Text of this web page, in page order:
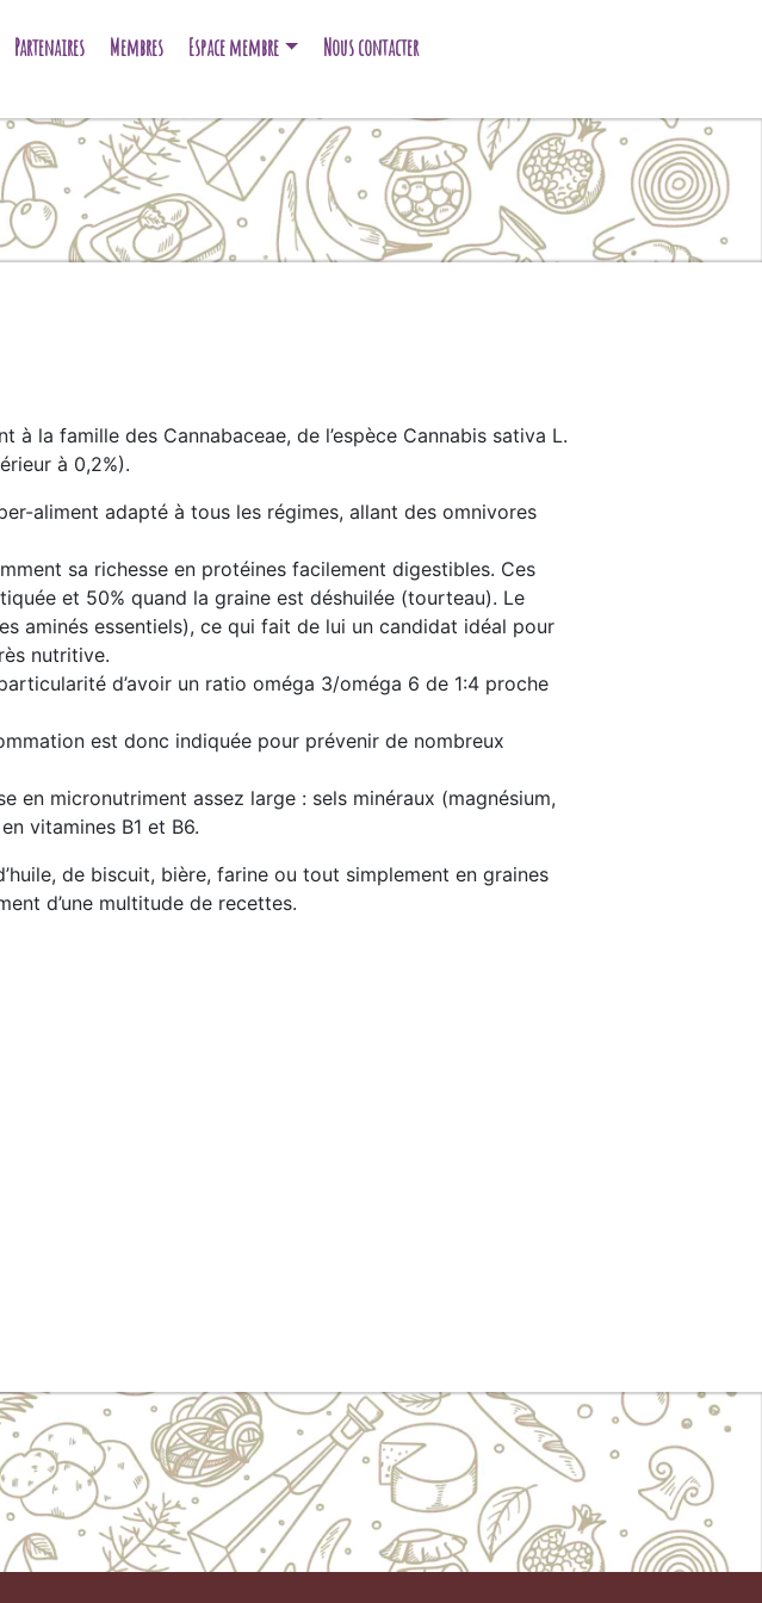
Partenaires Membres Espace membre Nous contacter
la famille des Cannabaceae, de l’espèce Cannabis sativa L.
à 0,2%).
aliment adapté à tous les régimes, allant des omnivores
sa richesse en protéines facilement digestibles. Ces
et 50% quand la graine est déshuilée (tourteau). Le
aminés essentiels), ce qui fait de lui un candidat idéal pour
nutritive.
d’avoir un ratio oméga 3/oméga 6 de 1:4 proche
est donc indiquée pour prévenir de nombreux
en micronutriment assez large : sels minéraux (magnésium,
vitamines B1 et B6.
de biscuit, bière, farine ou tout simplement en graines
d’une multitude de recettes.